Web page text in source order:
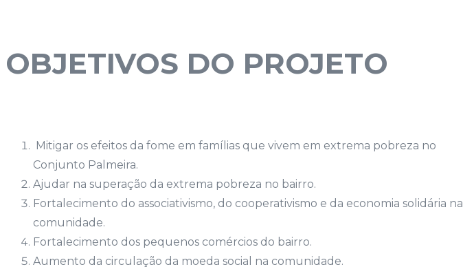
OBJETIVOS DO PROJETO
Mitigar os efeitos da fome em famílias que vivem em extrema pobreza no
Conjunto Palmeira.
Ajudar na superação da extrema pobreza no bairro.
Fortalecimento do associativismo, do cooperativismo e da economia solidária na
comunidade.
Fortalecimento dos pequenos comércios do bairro.
Aumento da circulação da moeda social na comunidade.